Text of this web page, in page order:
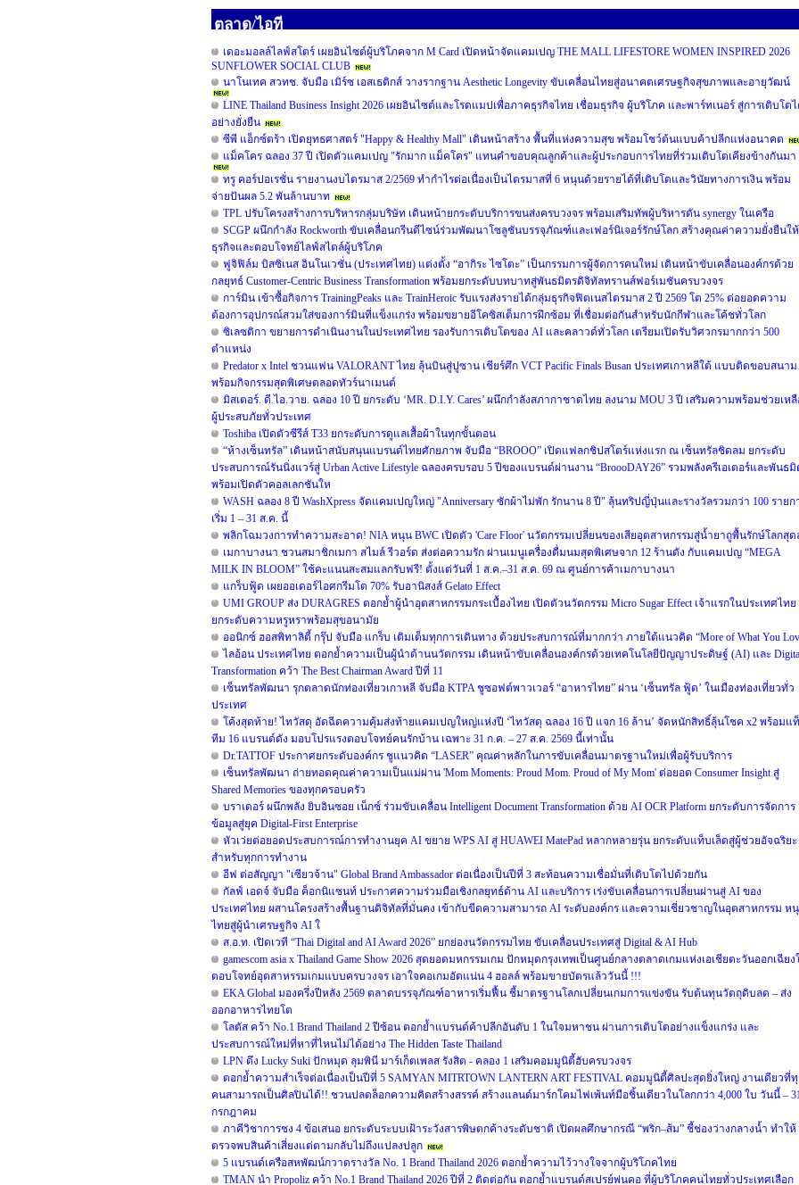
ตลาด/ไอที
เดอะมอลล์ไลฟ์สโตร์ เผยอินไซต์ผู้บริโภคจาก M Card เปิดหน้าจัดแคมเปญ THE MALL LIFESTORE WOMEN INSPIRED 2026
SUNFLOWER SOCIAL CLUB
นาโนเทค สวทช. จับมือ เมิร์ซ เอสเธติกส์ วางรากฐาน Aesthetic Longevity ขับเคลื่อนไทยสู่อนาคตเศรษฐกิจสุขภาพและอายุวัฒน์
LINE Thailand Business Insight 2026 เผยอินไซต์และโรดแมปเพื่อภาคธุรกิจไทย เชื่อมธุรกิจ ผู้บริโภค และพาร์ทเนอร์ สู่การเติบโต
อย่างยั่งยืน
ซีพี แอ็กซ์ตร้า เปิดยุทธศาสตร์ "Happy & Healthy Mall" เดินหน้าสร้าง พื้นที่แห่งความสุข พร้อมโชว์ต้นแบบค้าปลีกแห่งอนาคต
แม็คโคร ฉลอง 37 ปี เปิดตัวแคมเปญ "รักมาก แม็คโคร" แทนคำขอบคุณลูกค้าและผู้ประกอบการไทยที่ร่วมเติบโตเคียงข้างกันมา
ทรู คอร์ปอเรชั่น รายงานงบไตรมาส 2/2569 ทำกำไรต่อเนื่องเป็นไตรมาสที่ 6 หนุนด้วยรายได้ที่เติบโตและวินัยทางการเงิน พร้อม
จ่ายปันผล 5.2 พันล้านบาท
TPL ปรับโครงสร้างการบริหารกลุ่มบริษัท เดินหน้ายกระดับบริการขนส่งครบวงจร พร้อมเสริมทัพผู้บริหารดัน synergy ในเครือ
SCGP ผนึกกำลัง Rockworth ขับเคลื่อนกรีนดีไซน์ร่วมพัฒนาโซลูชันบรรจุภัณฑ์และเฟอร์นิเจอร์รักษ์โลก สร้างคุณค่าความยั่งยืนให้
ธุรกิจและตอบโจทย์ไลฟ์สไตล์ผู้บริโภค
ฟูจิฟิล์ม บิสซิเนส อินโนเวชั่น (ประเทศไทย) แต่งตั้ง “อากิระ ไซโตะ” เป็นกรรมการผู้จัดการคนใหม่ เดินหน้าขับเคลื่อนองค์กรด้วย
กลยุทธ์ Customer-Centric Business Transformation พร้อมยกระดับบทบาทสู่พันธมิตรดิจิทัลทรานส์ฟอร์เมชันครบวงจร
การ์มิน เข้าซื้อกิจการ TrainingPeaks และ TrainHeroic รับแรงส่งรายได้กลุ่มธุรกิจฟิตเนสไตรมาส 2 ปี 2569 โต 25% ต่อยอดความ
ต้องการอุปกรณ์สวมใส่ของการ์มินที่แข็งแกร่ง พร้อมขยายอีโคซิสเต็มการฝึกซ้อม ที่เชื่อมต่อกันสำหรับนักกีฬาและโค้ชทั่วโลก
ซิเลซติกา ขยายการดำเนินงานในประเทศไทย รองรับการเติบโตของ AI และคลาวด์ทั่วโลก เตรียมเปิดรับวิศวกรมากกว่า 500
ตำแหน่ง
Predator x Intel ชวนแฟน VALORANT ไทย ลุ้นบินสู่ปูซาน เชียร์ศึก VCT Pacific Finals Busan ประเทศเกาหลีใต้ แบบติดขอบสนาม
พร้อมกิจกรรมสุดพิเศษตลอดทัวร์นาเมนต์
มิสเตอร์. ดี.ไอ.วาย. ฉลอง 10 ปี ยกระดับ ‘MR. D.I.Y. Cares’ ผนึกกำลังสภากาชาดไทย ลงนาม MOU 3 ปี เสริมความพร้อมช่วยเห
ผู้ประสบภัยทั่วประเทศ
Toshiba เปิดตัวซีรีส์ T33 ยกระดับการดูแลเสื้อผ้าในทุกขั้นตอน
“ห้างเซ็นทรัล” เดินหน้าสนับสนุนแบรนด์ไทยศักยภาพ จับมือ “BROOO” เปิดแฟลกชิปสโตร์แห่งแรก ณ เซ็นทรัลชิดลม ยกระดับ
ประสบการณ์รันนิ่งแวร์สู่ Urban Active Lifestyle ฉลองครบรอบ 5 ปีของแบรนด์ผ่านงาน “BroooDAY26” รวมพลังครีเอเตอร์และพันธมิ
พร้อมเปิดตัวคอลเลกชันให
WASH ฉลอง 8 ปี WashXpress จัดแคมเปญใหญ่ "Anniversary ซักผ้าไม่พัก รักนาน 8 ปี" ลุ้นทริปญี่ปุ่นและรางวัลรวมกว่า 100 รายก
เริ่ม 1 – 31 ส.ค. นี้
พลิกโฉมวงการทำความสะอาด! NIA หนุน BWC เปิดตัว 'Care Floor' นวัตกรรมเปลี่ยนของเสียอุตสาหกรรมสู่น้ำยาถูพื้นรักษ์โลกสุด
เมกาบางนา ชวนสมาชิกเมกา สไมล์ รีวอร์ด ส่งต่อความรัก ผ่านเมนูเครื่องดื่มนมสุดพิเศษจาก 12 ร้านดัง กับแคมเปญ “MEGA
MILK IN BLOOM” ใช้คะแนนสะสมแลกรับฟรี! ตั้งแต่วันที่ 1 ส.ค.–31 ส.ค. 69 ณ ศูนย์การค้าเมกาบางนา
แกร็บฟู้ด เผยออเดอร์ไอศกรีมโต 70% รับอานิสงส์ Gelato Effect
UMI GROUP ส่ง DURAGRES ตอกย้ำผู้นำอุตสาหกรรมกระเบื้องไทย เปิดตัวนวัตกรรม Micro Sugar Effect เจ้าแรกในประเทศไทย
ยกระดับความหรูหราพร้อมสุขอนามัย
ออนิกซ์ ฮอสพิทาลิตี้ กรุ๊ป จับมือ แกร็บ เติมเต็มทุกการเดินทาง ด้วยประสบการณ์ที่มากกว่า ภายใต้แนวคิด “More of What You
ไลอ้อน ประเทศไทย ตอกย้ำความเป็นผู้นำด้านนวัตกรรม เดินหน้าขับเคลื่อนองค์กรด้วยเทคโนโลยีปัญญาประดิษฐ์ (AI) และ
Transformation คว้า The Best Chairman Award ปีที่ 11
เซ็นทรัลพัฒนา รุกตลาดนักท่องเที่ยวเกาหลี จับมือ KTPA ชูซอฟต์พาวเวอร์ “อาหารไทย” ผ่าน ‘เซ็นทรัล ฟู้ด’ ในเมืองท่องเที่ยวทั่ว
ประเทศ
โค้งสุดท้าย! ไทวัสดุ อัดฉีดความคุ้มส่งท้ายแคมเปญใหญ่แห่งปี ‘ไทวัสดุ ฉลอง 16 ปี แจก 16 ล้าน’ จัดหนักสิทธิ์ลุ้นโชค x2 พร้อมแ
ทีม 16 แบรนด์ดัง มอบโปรแรงตอบโจทย์คนรักบ้าน เฉพาะ 31 ก.ค. – 27 ส.ค. 2569 นี้เท่านั้น
Dr.TATTOF ประกาศยกระดับองค์กร ชูแนวคิด “LASER” คุณค่าหลักในการขับเคลื่อนมาตรฐานใหม่เพื่อผู้รับบริการ
เซ็นทรัลพัฒนา ถ่ายทอดคุณค่าความเป็นแม่ผ่าน 'Mom Moments: Proud Mom. Proud of My Mom' ต่อยอด Consumer Insight สู่
Shared Memories ของทุกครอบครัว
บราเดอร์ ผนึกพลัง ยิบอินซอย เน็กซ์ ร่วมขับเคลื่อน Intelligent Document Transformation ด้วย AI OCR Platform ยกระดับการจัดการ
ข้อมูลสู่ยุค Digital-First Enterprise
หัวเว่ยต่อยอดประสบการณ์การทำงานยุค AI ขยาย WPS AI สู่ HUAWEI MatePad หลากหลายรุ่น ยกระดับแท็บเล็ตสู่ผู้ช่วยอัจฉริยะ
สำหรับทุกการทำงาน
อีฟ ต่อสัญญา "เซียวจ้าน" Global Brand Ambassador ต่อเนื่องเป็นปีที่ 3 สะท้อนความเชื่อมั่นที่เติบโตไปด้วยกัน
กัลฟ์ เอดจ์ จับมือ ค็อกนิแซนท์ ประกาศความร่วมมือเชิงกลยุทธ์ด้าน AI และบริการ เร่งขับเคลื่อนการเปลี่ยนผ่านสู่ AI ของ
ประเทศไทย ผสานโครงสร้างพื้นฐานดิจิทัลที่มั่นคง เข้ากับขีดความสามารถ AI ระดับองค์กร และความเชี่ยวชาญในอุตสาหกรรม ห
ไทยสู่ผู้นำเศรษฐกิจ AI ใ
ส.อ.ท. เปิดเวที “Thai Digital and AI Award 2026” ยกย่องนวัตกรรมไทย ขับเคลื่อนประเทศสู่ Digital & AI Hub
gamescom asia x Thailand Game Show 2026 สุดยอดมหกรรมเกม ปักหมุดกรุงเทพเป็นศูนย์กลางตลาดเกมแห่งเอเชียตะวันออกเฉียง
ตอบโจทย์อุตสาหรรมเกมแบบครบวงจร เอาใจคอเกมอัดแน่น 4 ฮอลล์ พร้อมขายบัตรแล้ววันนี้ !!!
EKA Global มองครึ่งปีหลัง 2569 ตลาดบรรจุภัณฑ์อาหารเริ่มฟื้น ชี้มาตรฐานโลกเปลี่ยนเกมการแข่งขัน รับต้นทุนวัตถุดิบลด – ส่ง
ออกอาหารไทยโต
โลตัส คว้า No.1 Brand Thailand 2 ปีซ้อน ตอกย้ำแบรนด์ค้าปลีกอันดับ 1 ในใจมหาชน ผ่านการเติบโตอย่างแข็งแกร่ง และ
ประสบการณ์ใหม่ที่หาที่ไหนไม่ได้อย่าง The Hidden Taste Thailand
LPN ดึง Lucky Suki ปักหมุด ลุมพินี มาร์เก็ตเพลส รังสิต - คลอง 1 เสริมคอมมูนิตี้ฮับครบวงจร
ตอกย้ำความสำเร็จต่อเนื่องเป็นปีที่ 5 SAMYAN MITRTOWN LANTERN ART FESTIVAL คอมมูนิตี้ศิลปะสุดยิ่งใหญ่ งานเดียวที่
คนสามารถเป็นศิลปินได้!! ชวนปลดล็อกความคิดสร้างสรรค์ สร้างแลนด์มาร์กโคมไฟเพ้นท์มือชิ้นเดียวในโลกกว่า 4,000 ใบ วันนี้ –
กรกฎาคม
ภาคีวิชาการชง 4 ข้อเสนอ ยกระดับระบบเฝ้าระวังสารพิษตกค้างระดับชาติ เปิดผลศึกษากรณี “พริก–ส้ม” ชี้ช่องว่างกลางน้ำ ทำให้
ตรวจพบสินค้าเสี่ยงแต่ตามกลับไม่ถึงแปลงปลูก
5 แบรนด์เครือสหพัฒน์กวาดรางวัล No. 1 Brand Thailand 2026 ตอกย้ำความไว้วางใจจากผู้บริโภคไทย
TMAN นำ Propoliz คว้า No.1 Brand Thailand 2026 ปีที่ 2 ติดต่อกัน ตอกย้ำแบรนด์สเปรย์พ่นคอ ที่ผู้บริโภคคนไทยทั่วประเทศเลือก